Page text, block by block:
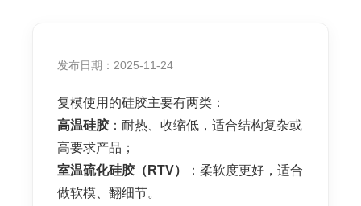
发布日期：2025-11-24
复模使用的硅胶主要有两类：
高温硅胶 ：耐热、收缩低，适合结构复杂或
高要求产品；
室温硫化硅胶（RTV）
：柔软度更好，适合
做软模、翻细节。